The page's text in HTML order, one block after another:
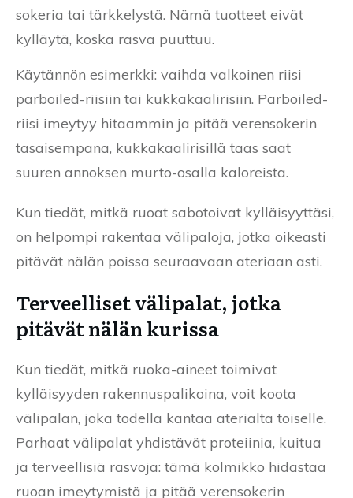
sokeria tai tärkkelystä. Nämä tuotteet eivät
kylläytä, koska rasva puuttuu.
Käytännön esimerkki: vaihda valkoinen riisi
parboiled-riisiin tai kukkakaalirisiin. Parboiled-
riisi imeytyy hitaammin ja pitää verensokerin
tasaisempana, kukkakaalirisillä taas saat
suuren annoksen murto-osalla kaloreista.
Kun tiedät, mitkä ruoat sabotoivat kylläisyyttäsi,
on helpompi rakentaa välipaloja, jotka oikeasti
pitävät nälän poissa seuraavaan ateriaan asti.
Terveelliset välipalat, jotka
pitävät nälän kurissa
Kun tiedät, mitkä ruoka-aineet toimivat
kylläisyyden rakennuspalikoina, voit koota
välipalan, joka todella kantaa aterialta toiselle.
Parhaat välipalat yhdistävät proteiinia, kuitua
ja terveellisiä rasvoja: tämä kolmikko hidastaa
ruoan imeytymistä ja pitää verensokerin